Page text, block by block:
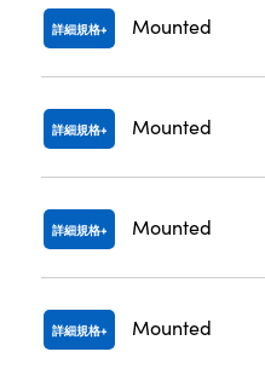
詳細規格 Mounted
詳細規格 Mounted
詳細規格 Mounted
詳細規格 Mounted